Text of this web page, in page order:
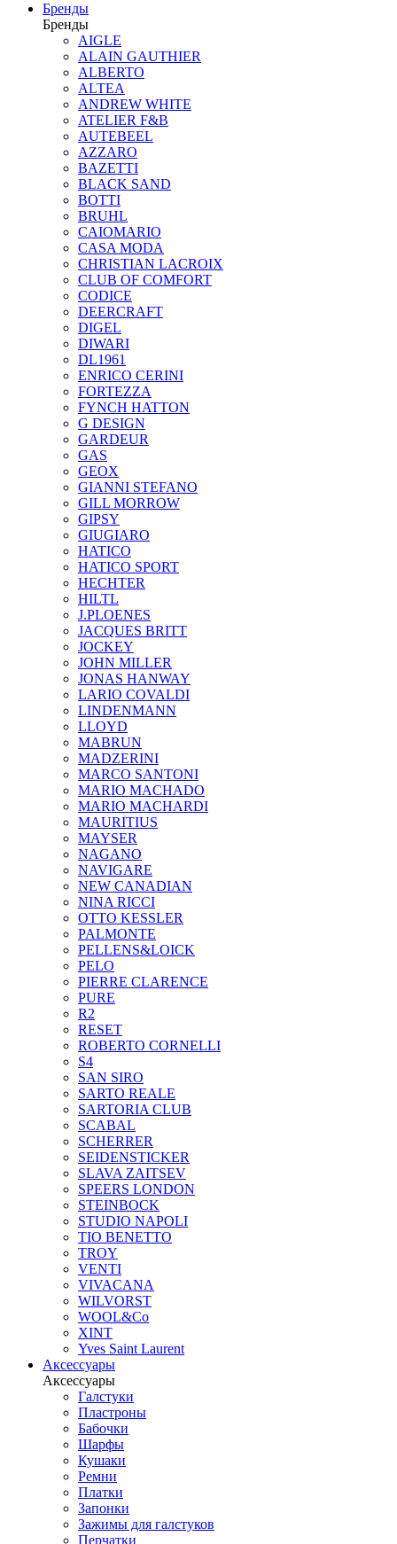
Бренды
Бренды
AIGLE
ALAIN GAUTHIER
ALBERTO
ALTEA
ANDREW WHITE
ATELIER F&B
AUTEBEEL
AZZARO
BAZETTI
BLACK SAND
BOTTI
BRUHL
CAIOMARIO
CASA MODA
CHRISTIAN LACROIX
CLUB OF COMFORT
CODICE
DEERCRAFT
DIGEL
DIWARI
DL1961
ENRICO CERINI
FORTEZZA
FYNCH HATTON
G DESIGN
GARDEUR
GAS
GEOX
GIANNI STEFANO
GILL MORROW
GIPSY
GIUGIARO
HATICO
HATICO SPORT
HECHTER
HILTL
J.PLOENES
JAСQUES BRITT
JOCKEY
JOHN MILLER
JONAS HANWAY
LARIO COVALDI
LINDENMANN
LLOYD
MABRUN
MADZERINI
MARCO SANTONI
MARIO MACHADO
MARIO MACHARDI
MAURITIUS
MAYSER
NAGANO
NAVIGARE
NEW CANADIAN
NINA RICCI
OTTO KESSLER
PALMONTE
PELLENS&LOICK
PELO
PIERRE CLARENCE
PURE
R2
RESET
ROBERTO CORNELLI
S4
SAN SIRO
SARTO REALE
SARTORIA CLUB
SCABAL
SCHERRER
SEIDENSTICKER
SLAVA ZAITSEV
SPEERS LONDON
STEINBOCK
STUDIO NAPOLI
TIO BENETTO
TROY
VENTI
VIVACANA
WILVORST
WOOL&Co
XINT
Yves Saint Laurent
Аксессуары
Аксессуары
Галстуки
Пластроны
Бабочки
Шарфы
Кушаки
Ремни
Платки
Запонки
Зажимы для галстуков
Перчатки